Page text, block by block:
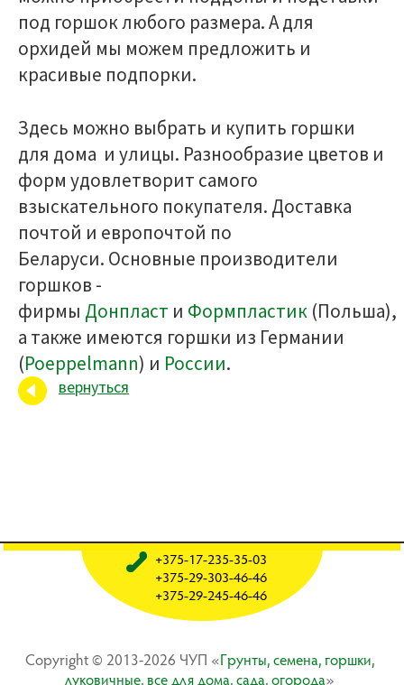
под горшок любого размера. А для
орхидей мы можем предложить и
красивые подпорки.
Здесь можно выбрать и купить горшки
для дома и улицы. Разнообразие цветов и
форм удовлетворит самого
взыскательного покупателя. Доставка
почтой и европочтой по
Беларуси. Основные производители
горшков -
фирмы Донпласт и Формпластик (Польша),
а также имеются горшки из Германии
(Poeppelmann) и России.
вернуться
Copyright © 2013-2026 ЧУП «Гpyнты, ceмeнa, гopшки,
лyкoвичныe, вce для дoмa, caдa, oгopoдa»
+375-17-235-35-03
+375-29-303-46-46
+375-29-245-46-46